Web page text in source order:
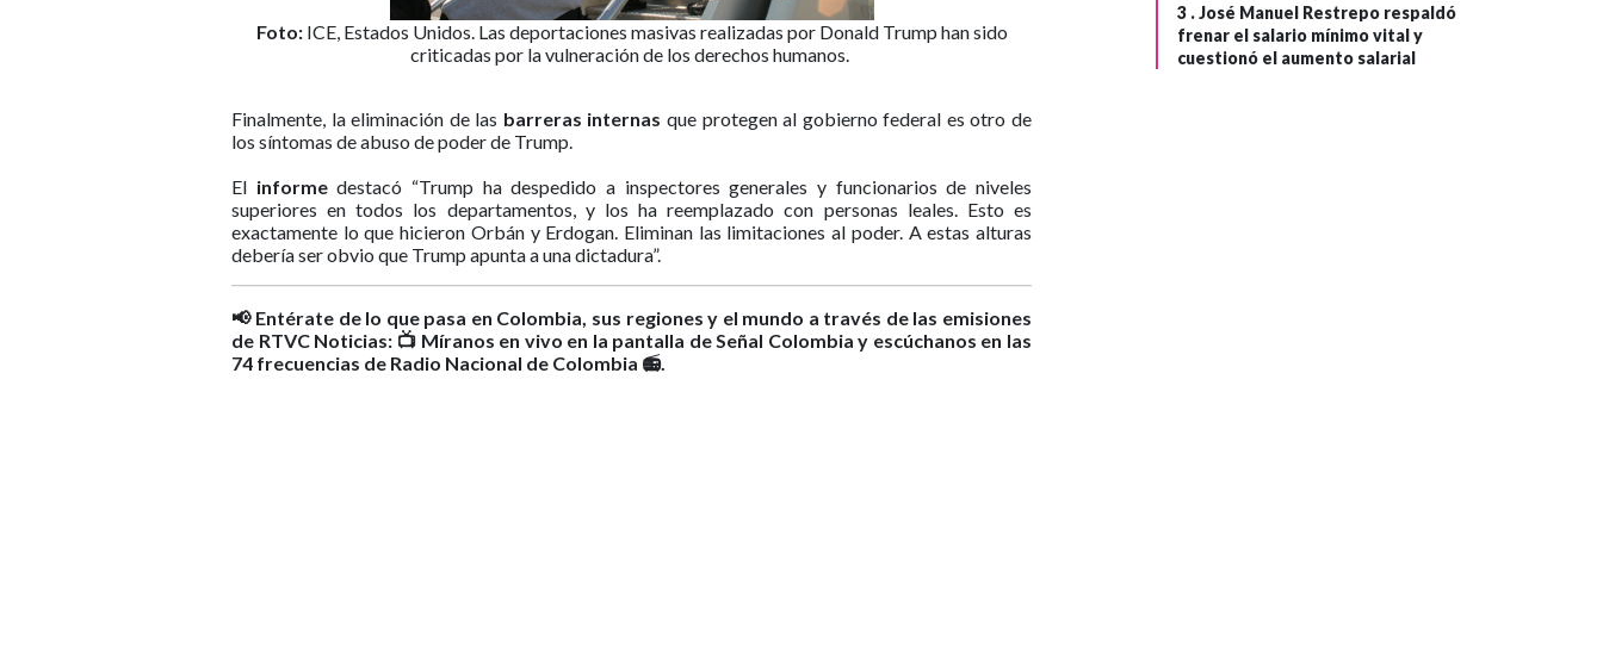
Foto:ICE, Estados Unidos. Las deportaciones masivas realizadas por Donald Trump han sido
criticadas por la vulneración de los derechos humanos.
Finalmente, la eliminación de las barreras internas que protegen al gobierno federal es otro de
los síntomas de abuso de poder de Trump.
El informedestacó “Trump ha despedido a inspectores generales y funcionarios de niveles
superiores en todos los departamentos, y los ha reemplazado con personas leales. Esto es
exactamente lo que hicieron Orbán y Erdogan. Eliminan las limitaciones al poder. A estas alturas
debería ser obvio que Trump apunta a una dictadura”.
📢 Entérate de lo que pasa en Colombia, sus regiones y el mundo a través de las emisiones
de RTVC Noticias: 📺 Míranos en vivo en la pantalla de Señal Colombia y escúchanos en las
74 frecuencias de Radio Nacional de Colombia 📻.
3 .José Manuel Restrepo respaldó
frenar el salario mínimo vital y
cuestionó el aumento salarial